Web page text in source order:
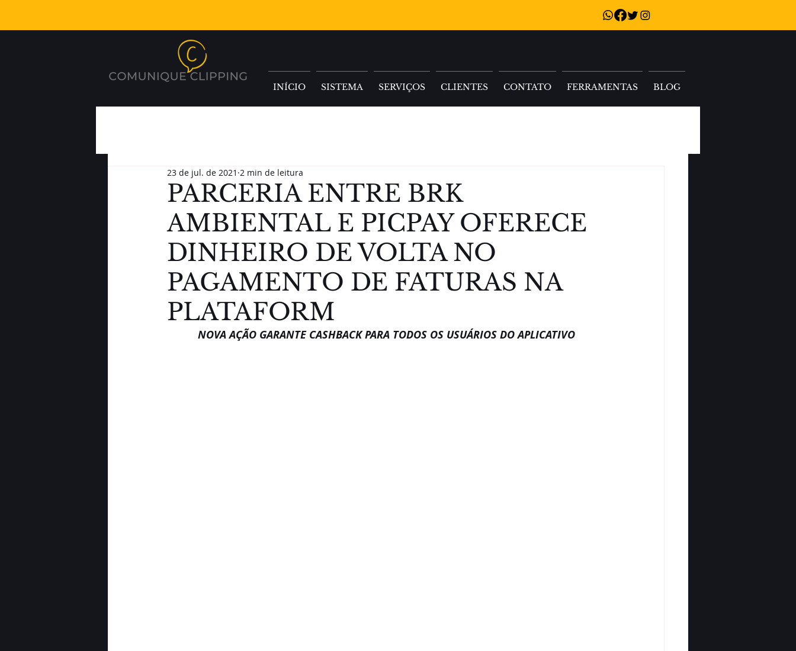
INÍCIO SISTEMA SERVIÇOS CLIENTES CONTATO FERRAMENTAS BLOG
PARCERIA ENTRE BRK
AMBIENTAL E PICPAY OFERECE
DINHEIRO DE VOLTA NO
PAGAMENTO DE FATURAS NA
PLATAFORM
23 de jul. de 2021 2 min de leitura
NOVA AÇÃO GARANTE CASHBACK PARA TODOS OS USUÁRIOS DO APLICATIVO